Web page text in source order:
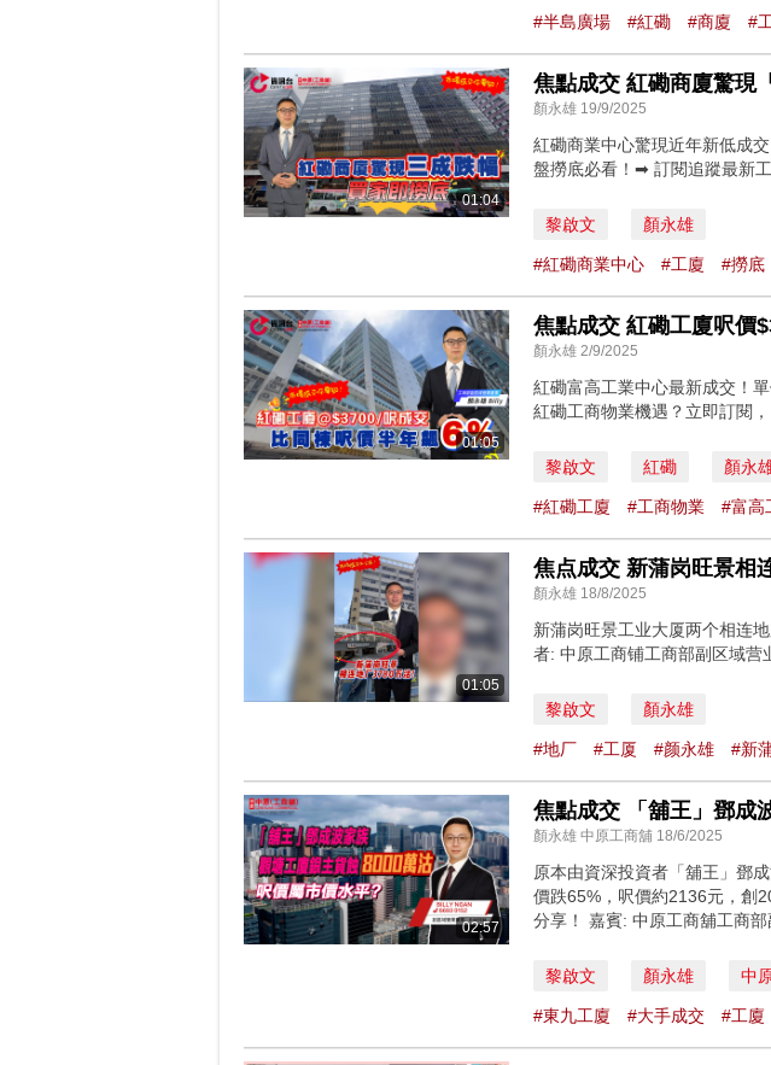
#半島廣場 #紅磡 #商廈 #
01:04
焦點成交 紅磡商廈驚現
顏永雄 19/9/2025
紅磡商業中心驚現近年新低成
盤撈底必看！➡ 訂閱追蹤最新
黎啟文 顏永雄
#紅磡商業中心 #工廈 #撈底
01:05
焦點成交 紅磡工廈呎價
顏永雄 2/9/2025
紅磡富高工業中心最新成交！
紅磡工商物業機遇？立即訂閱
黎啟文 紅磡 顏永
#紅磡工廈 #工商物業 #富高
01:05
焦点成交 新蒲岗旺景相
顏永雄 18/8/2025
新蒲岗旺景工业大厦两个相连
者: 中原工商铺工商部副区域营
黎啟文 顏永雄
#地厂 #工厦 #颜永雄 #新
02:57
焦點成交 「舖王」鄧成
顏永雄 中原工商舖 18/6/2025
原本由資深投資者「舖王」鄧
價跌65%，呎價約2136元，創
分享！ 嘉賓: 中原工商舖工商
黎啟文 顏永雄 中
#東九工廈 #大手成交 #工廈